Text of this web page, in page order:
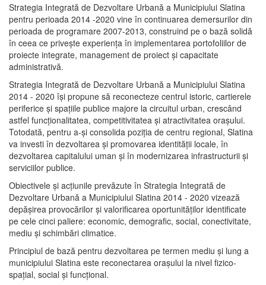
Strategia Integrată de Dezvoltare Urbană a Municipiului Slatina
pentru perioada 2014 -2020 vine în continuarea demersurilor din
perioada de programare 2007-2013, construind pe o bază solidă
în ceea ce priveşte experienţa în implementarea portofoliilor de
proiecte integrate, management de proiect și capacitate
administrativă.
Strategia Integrată de Dezvoltare Urbană a Municipiului Slatina
2014 - 2020 își propune să reconecteze centrul istoric, cartierele
periferice şi spaţiile publice majore la circuitul urban, crescând
astfel funcţionalitatea, competitivitatea şi atractivitatea oraşului.
Totodată, pentru a-şi consolida poziţia de centru regional, Slatina
va investi în dezvoltarea şi promovarea identităţii locale, în
dezvoltarea capitalului uman şi în modernizarea infrastructurii şi
serviciilor publice.
Obiectivele şi acţiunile prevăzute în Strategia Integrată de
Dezvoltare Urbană a Municipiului Slatina 2014 - 2020 vizează
depășirea provocărilor şi valorificarea oportunităţilor identificate
pe cele cinci paliere: economic, demografic, social, conectivitate,
mediu şi schimbări climatice.
Principiul de bază pentru dezvoltarea pe termen mediu şi lung a
municipiului Slatina este reconectarea oraşului la nivel fizico-
spaţial, social şi funcţional.